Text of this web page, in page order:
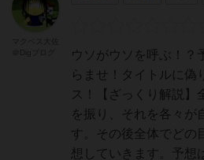
ウソがウソを呼ぶ！？
らませ！タイトルに偽
ス！【ざっくり解説】
を振り、それを各々が
す。その後全体でどの
想していきます。予想